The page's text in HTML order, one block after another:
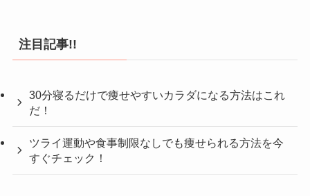
注目記事!!
30分寝るだけで痩せやすいカラダになる方法はこれ
だ！
ツライ運動や食事制限なしでも痩せられる方法を今
すぐチェック！